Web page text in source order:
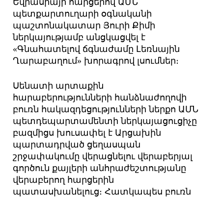
Եվրասիայի հարցերով ԱՄՆ
պետքարտուղարի օգնականի
պաշտոնակատար Յուրի Քիմի
ներկայությամբ անցկացվել է
«Գնահատելով ճգնաժամը Լեռնային
Ղարաբաղում» խորագրով լսումներ։
Սենատի արտաքին
հարաբերությունների հանձնաժողովի
բուռն հակազդեցությունների ներքո ԱՄՆ
պետդեպարտամենտի ներկայացուցիչը
բազմիցս խուսափել է Արցախին
պարտադրված ցեղասպան
շրջափակումը վերացնելու վերաբերյալ
գործուն քայլերի անհրաժեշտությանը
վերաբերող հարցերին
պատասխանելուց։ Հատկապես բուռն